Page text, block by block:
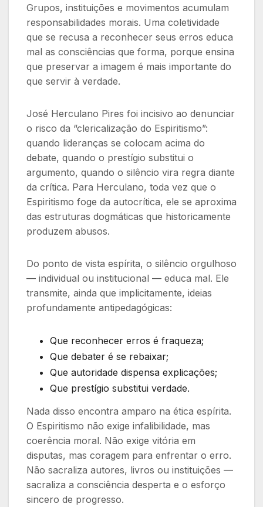
Grupos, instituições e movimentos acumulam
responsabilidades morais. Uma coletividade
que se recusa a reconhecer seus erros educa
mal as consciências que forma, porque ensina
que preservar a imagem é mais importante do
que servir à verdade.
José Herculano Pires foi incisivo ao denunciar
o risco da “clericalização do Espiritismo”:
quando lideranças se colocam acima do
debate, quando o prestígio substitui o
argumento, quando o silêncio vira regra diante
da crítica. Para Herculano, toda vez que o
Espiritismo foge da autocrítica, ele se aproxima
das estruturas dogmáticas que historicamente
produzem abusos.
Do ponto de vista espírita, o silêncio orgulhoso
— individual ou institucional — educa mal. Ele
transmite, ainda que implicitamente, ideias
profundamente antipedagógicas:
Que reconhecer erros é fraqueza;
Que debater é se rebaixar;
Que autoridade dispensa explicações;
Que prestígio substitui verdade.
Nada disso encontra amparo na ética espírita.
O Espiritismo não exige infalibilidade, mas
coerência moral. Não exige vitória em
disputas, mas coragem para enfrentar o erro.
Não sacraliza autores, livros ou instituições —
sacraliza a consciência desperta e o esforço
sincero de progresso.